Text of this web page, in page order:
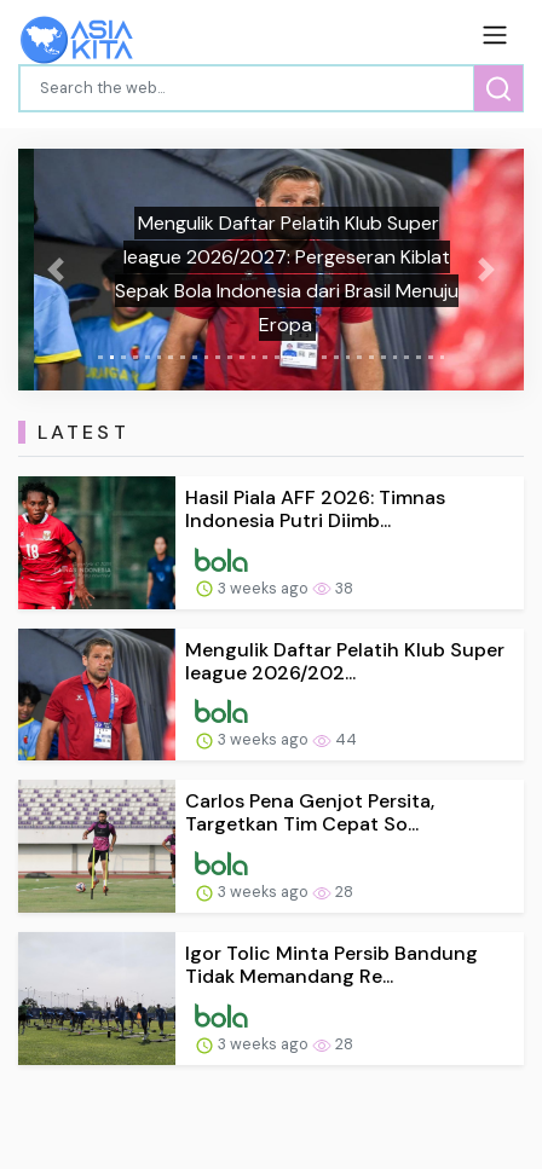
Mengulik Daftar Pelatih Klub Super
league 2026/2027: Pergeseran Kiblat
Sepak Bola Indonesia dari Brasil Menuju
Eropa
Previous Next
LATEST
Hasil Piala AFF 2026: Timnas
Indonesia Putri Diimb...
3 weeks ago 38
Mengulik Daftar Pelatih Klub Super
league 2026/202...
3 weeks ago 44
Carlos Pena Genjot Persita,
Targetkan Tim Cepat So...
3 weeks ago 28
Igor Tolic Minta Persib Bandung
Tidak Memandang Re...
3 weeks ago 28